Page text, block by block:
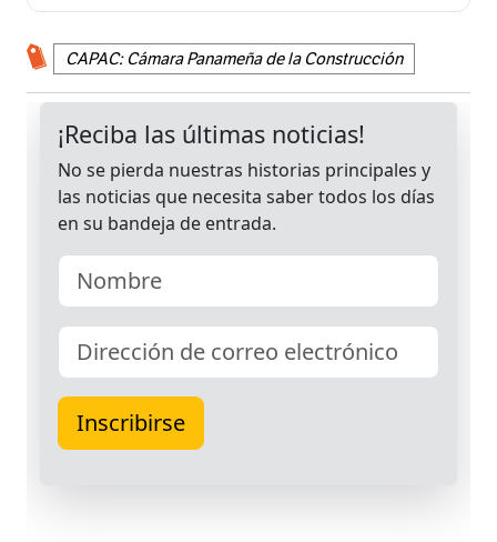
CAPAC: Cámara Panameña de la Construcción